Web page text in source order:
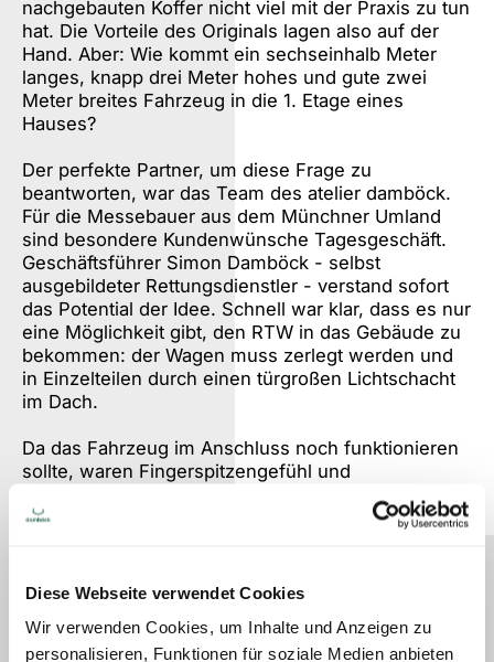
Diese Webseite verwendet Cookies
Wir verwenden Cookies, um Inhalte und Anzeigen zu
personalisieren, Funktionen für soziale Medien anbieten
nachgebauten Koffer nicht viel mit der Praxis zu tun
hat. Die Vorteile des Originals lagen also auf der
Hand. Aber: Wie kommt ein sechseinhalb Meter
langes, knapp drei Meter hohes und gute zwei
Meter breites Fahrzeug in die 1. Etage eines
Hauses?
Der perfekte Partner, um diese Frage zu
beantworten, war das Team des atelier damböck.
Für die Messebauer aus dem Münchner Umland
sind besondere Kundenwünsche Tagesgeschäft.
Geschäftsführer Simon Damböck - selbst
ausgebildeter Rettungsdienstler - verstand sofort
das Potential der Idee. Schnell war klar, dass es nur
eine Möglichkeit gibt, den RTW in das Gebäude zu
bekommen: der Wagen muss zerlegt werden und
in Einzelteilen durch einen türgroßen Lichtschacht
im Dach.
Da das Fahrzeug im Anschluss noch funktionieren
sollte, waren Fingerspitzengefühl und
es im Messebau-Team Fachleute aller Gewerke
Hand. Nachdem Elektrik und Innenausstattung
entfernt. Andere Teile, wie beispielsweise die
Achsen, ersetzten die Schlosser durch leichtere